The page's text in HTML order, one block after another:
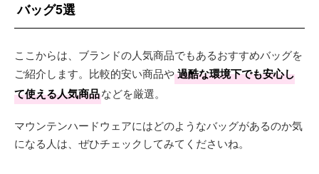
バッグ5選
ここからは、ブランドの人気商品でもあるおすすめバッグを
ご紹介します。比較的安い商品や過酷な環境下でも安心し
て使える人気商品などを厳選。
マウンテンハードウェアにはどのようなバッグがあるのか気
になる人は、ぜひチェックしてみてくださいね。